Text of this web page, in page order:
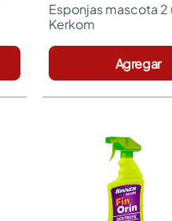
Esponjas mascota 2
Kerkom
Agregar